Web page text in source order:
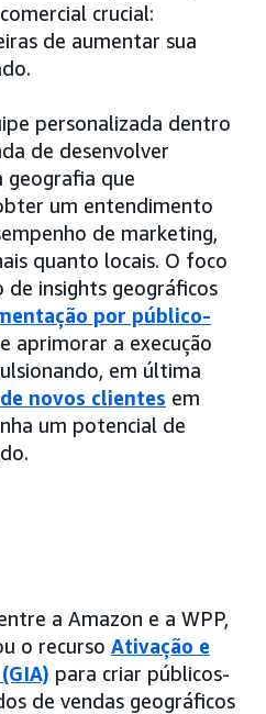
crucial:
de aumentar sua
personalizada dentro
de desenvolver
geografia que
um entendimento
de marketing,
quanto locais. O foco
insights geográficos
por público-
e aprimorar a execução
em última
novos clientes em
um potencial de
a Amazon e a WPP,
o recurso Ativação e
para criar públicos-
de vendas geográficos